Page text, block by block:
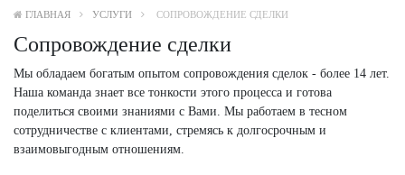
ГЛАВНАЯ УСЛУГИ СОПРОВОЖДЕНИЕ СДЕЛКИ
Сопровождение сделки
Мы обладаем богатым опытом сопровождения сделок - более 14 лет.
Наша команда знает все тонкости этого процесса и готова
поделиться своими знаниями с Вами. Мы работаем в тесном
сотрудничестве с клиентами, стремясь к долгосрочным и
взаимовыгодным отношениям.